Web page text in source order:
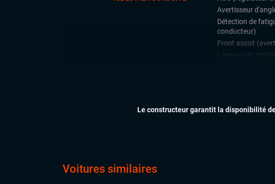
Avertisseur
Détection de
conducteur)
Front assist
Lane assist
Le constructeur garantit la disponibilité
Voitures similaires